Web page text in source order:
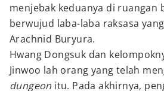
menjebak keduanya di ruangan
berwujud laba-laba raksasa
Arachnid Buryura.
Hwang Dongsuk dan
Jinwoo lah orang yang telah
dungeon itu. Pada akhirnya,